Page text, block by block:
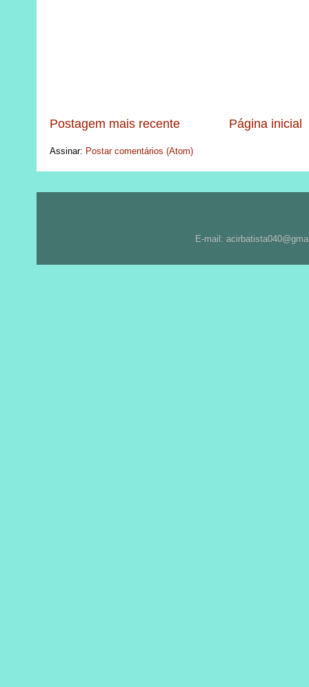
Postagem mais recente Página inicial
Assinar: Postar comentários (Atom)
E-mail: